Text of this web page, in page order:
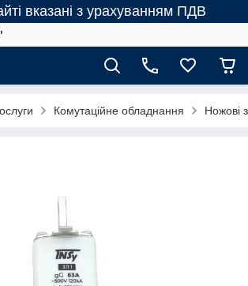
вказані з урахуванням ПДВ
Комутаційне обладнання Ножові